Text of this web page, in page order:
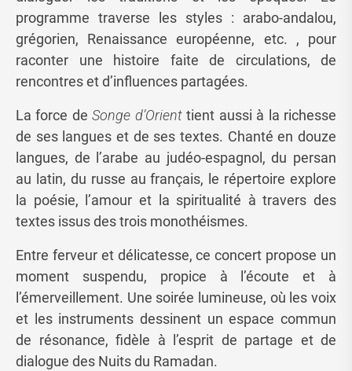
programme traverse les styles : arabo-andalou,
grégorien, Renaissance européenne, etc. , pour
raconter une histoire faite de circulations, de
rencontres et d’influences partagées.
La force deSonge d’Orienttient aussi à la richesse
de ses langues et de ses textes. Chanté en douze
langues, de l’arabe au judéo-espagnol, du persan
au latin, du russe au français, le répertoire explore
la poésie, l’amour et la spiritualité à travers des
textes issus des trois monothéismes.
Entre ferveur et délicatesse, ce concert propose un
moment suspendu, propice à l’écoute et à
l’émerveillement. Une soirée lumineuse, où les voix
et les instruments dessinent un espace commun
de résonance, fidèle à l’esprit de partage et de
dialogue des Nuits du Ramadan.